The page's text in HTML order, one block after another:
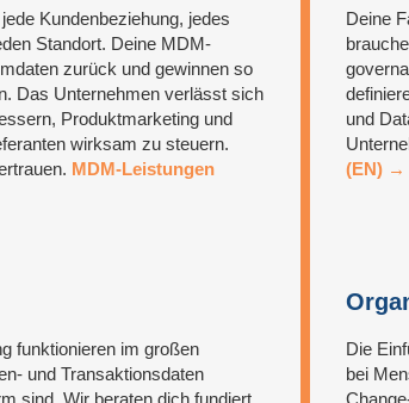
Kundenbeziehung, jedes
Standort. Deine MDM-
zurück und gewinnen so
Das Unternehmen verlässt sich
Produktmarketing und
wirksam zu steuern.
MDM-Leistungen
Deine
und
(EN) →
funktionieren im großen
und Transaktionsdaten
sind. Wir beraten dich fundiert
Die
bei